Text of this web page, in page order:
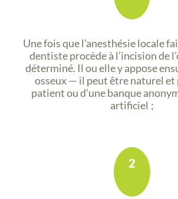
Une fois que l’anesthésie locale
dentiste procède à l’incision de
déterminé. Il ou elle y appose
osseux — il peut être naturel et
patient ou d’une banque
artificiel ;
2